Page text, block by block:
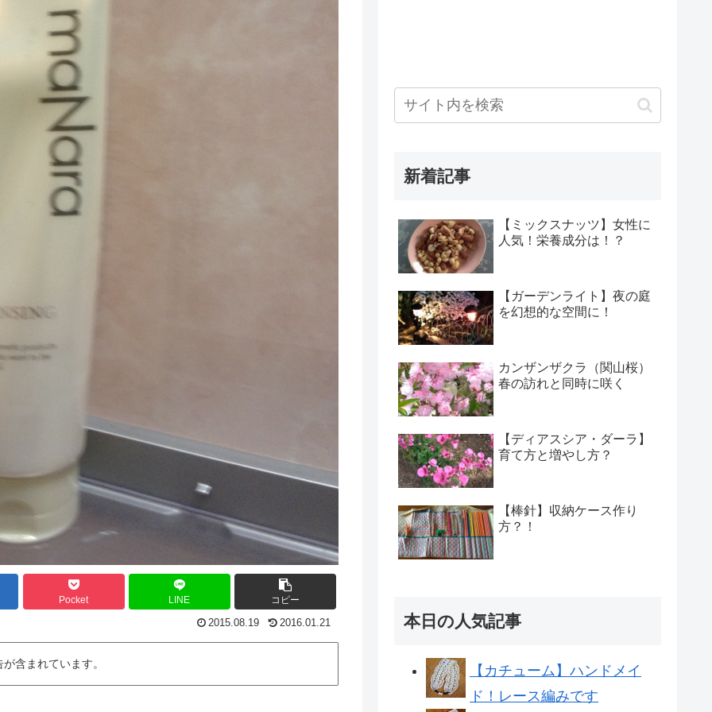
Pocket LINE コピー
2015.08.19 2016.01.21
含まれています。
新着記事
【ミックスナッツ】女性に
人気！栄養成分は！？
【ガーデンライト】夜の庭
を幻想的な空間に！
カンザンザクラ（関山桜）
春の訪れと同時に咲く
【ディアスシア・ダーラ】
育て方と増やし方？
【棒針】収納ケース作り
方？！
本日の人気記事
【カチューム】ハンドメイ
ド！レース編みです